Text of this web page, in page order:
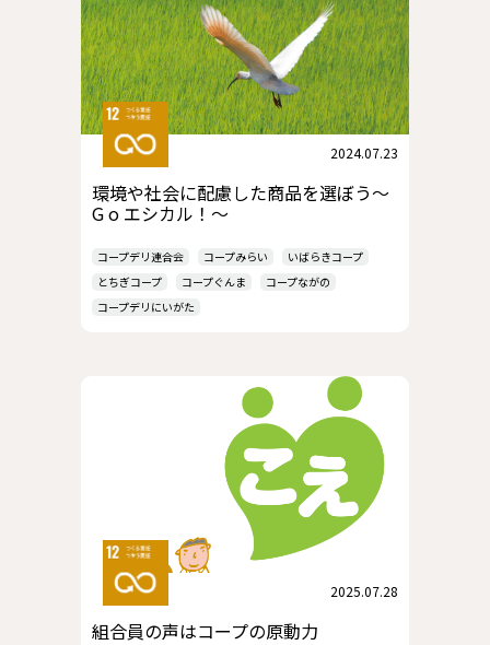
2024.07.23
環境や社会に配慮した商品を選ぼう～
G o エシカル！～
コープデリ連合会 コープみらい
いばらきコープ
とちぎコープ
コープぐんま
コープながの
コープデリにいがた
2025.07.28
組合員の声はコープの原動力